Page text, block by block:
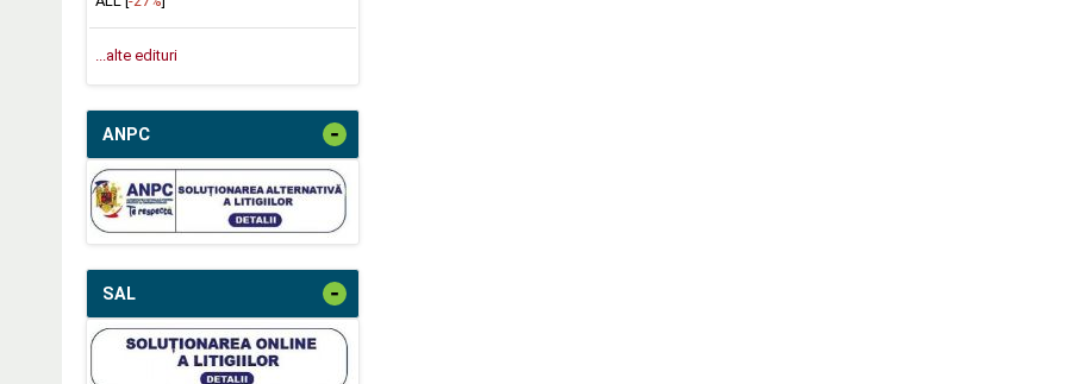
...alte edituri
ANPC -
SAL -